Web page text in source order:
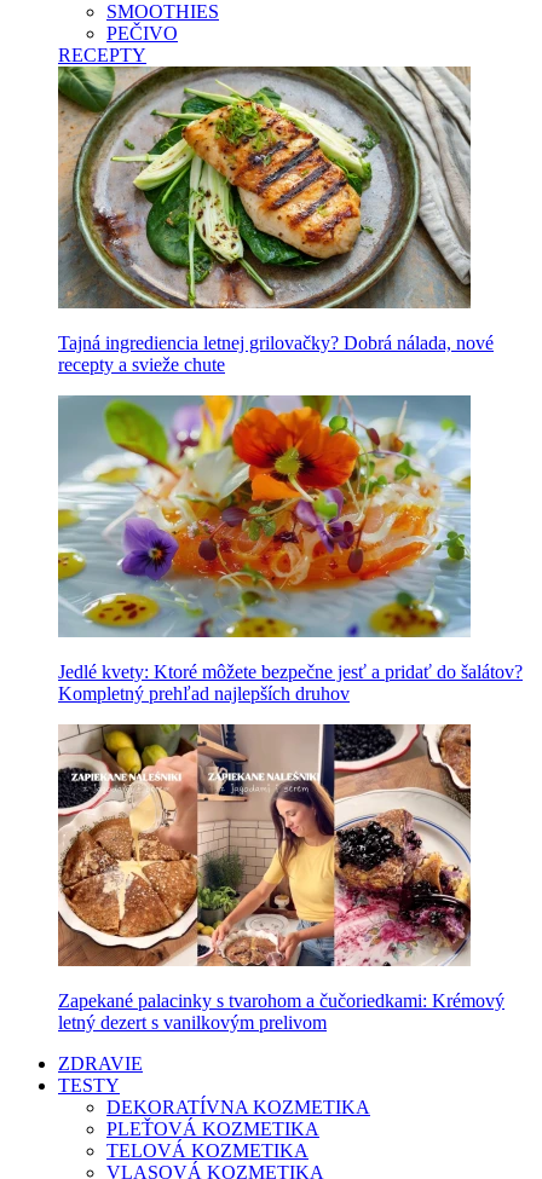
SMOOTHIES
PEČIVO
RECEPTY
Tajná ingrediencia letnej grilovačky? Dobrá nálada, nové
recepty a svieže chute
Jedlé kvety: Ktoré môžete bezpečne jesť a pridať do šalátov?
Kompletný prehľad najlepších druhov
Zapekané palacinky s tvarohom a čučoriedkami: Krémový
letný dezert s vanilkovým prelivom
ZDRAVIE
TESTY
DEKORATÍVNA KOZMETIKA
PLEŤOVÁ KOZMETIKA
TELOVÁ KOZMETIKA
VLASOVÁ KOZMETIKA